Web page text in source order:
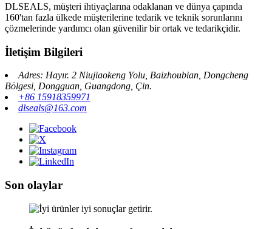
DLSEALS, müşteri ihtiyaçlarına odaklanan ve dünya çapında
160'tan fazla ülkede müşterilerine tedarik ve teknik sorunlarını
çözmelerinde yardımcı olan güvenilir bir ortak ve tedarikçidir.
İletişim Bilgileri
Adres: Hayır. 2 Niujiaokeng Yolu, Baizhoubian, Dongcheng
Bölgesi, Dongguan, Guangdong, Çin.
+86 15918359971
dlseals@163.com
Son olaylar